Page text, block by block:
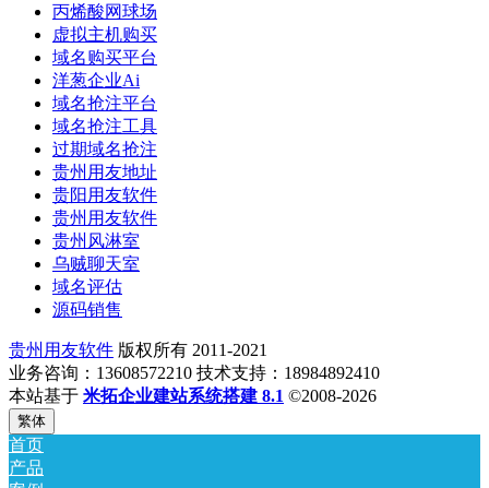
丙烯酸网球场
虚拟主机购买
域名购买平台
洋葱企业Ai
域名抢注平台
域名抢注工具
过期域名抢注
贵州用友地址
贵阳用友软件
贵州用友软件
贵州风淋室
乌贼聊天室
域名评估
源码销售
贵州用友软件 版权所有 2011-2021
业务咨询：13608572210 技术支持：18984892410
本站基于 米拓企业建站系统搭建 8.1 ©2008-2026
繁体
首页
产品